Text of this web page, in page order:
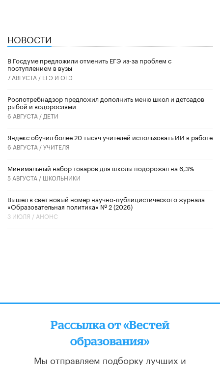
НОВОСТИ
В Госдуме предложили отменить ЕГЭ из-за проблем с
поступлением в вузы
7 АВГУСТА / ЕГЭ И ОГЭ
Роспотребнадзор предложил дополнить меню школ и детсадов
рыбой и водорослями
6 АВГУСТА / ДЕТИ
​Яндекс обучил более 20 тысяч учителей использовать ИИ в работе
6 АВГУСТА /УЧИТЕЛЯ
Минимальный набор товаров для школы подорожал на 6,3%
5 АВГУСТА / ШКОЛЬНИКИ
Вышел в свет новый номер научно-публицистического журнала
«Образовательная политика» № 2 (2026)
3 ИЮЛЯ / АНОНС
Рассылка от «Вестей
образования»
Мы отправляем подборку лучших и